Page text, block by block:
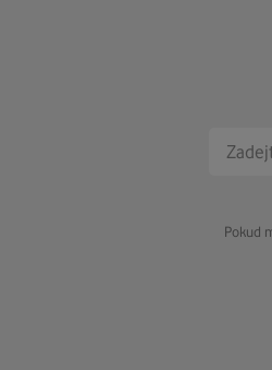
Pokud